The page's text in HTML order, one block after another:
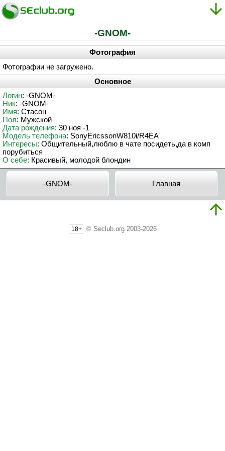
-GNOM-
Фотография
Фотографии не загружено.
Основное
Логин: -GNOM-
Ник: -GNOM-
Имя: Стасон
Пол: Мужской
Дата рождения: 30 ноя -1
Модель телефона: SonyEricssonW810i/R4EA
Интересы: Общительный,люблю в чате посидеть,да в комп
порубиться
О себе: Красивый, молодой блондин
-GNOM- Главная
18+ © Seclub.org 2003-2026